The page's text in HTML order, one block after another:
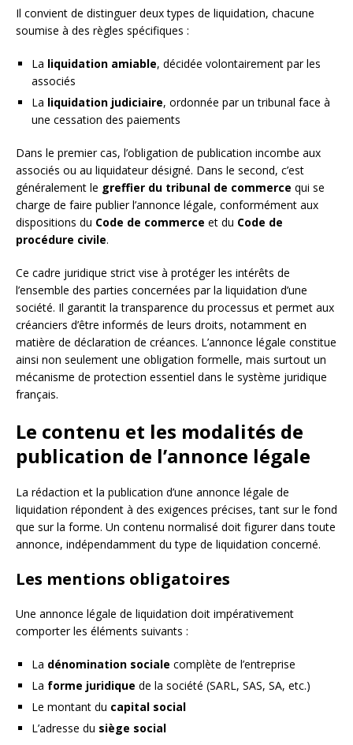
Il convient de distinguer deux types de liquidation, chacune
soumise à des règles spécifiques :
La liquidation amiable, décidée volontairement par les
associés
La liquidation judiciaire, ordonnée par un tribunal face à
une cessation des paiements
Dans le premier cas, l’obligation de publication incombe aux
associés ou au liquidateur désigné. Dans le second, c’est
généralement le greffier du tribunal de commerce qui se
charge de faire publier l’annonce légale, conformément aux
dispositions du Code de commerce et du Code de
procédure civile.
Ce cadre juridique strict vise à protéger les intérêts de
l’ensemble des parties concernées par la liquidation d’une
société. Il garantit la transparence du processus et permet aux
créanciers d’être informés de leurs droits, notamment en
matière de déclaration de créances. L’annonce légale constitue
ainsi non seulement une obligation formelle, mais surtout un
mécanisme de protection essentiel dans le système juridique
français.
Le contenu et les modalités de
publication de l’annonce légale
La rédaction et la publication d’une annonce légale de
liquidation répondent à des exigences précises, tant sur le fond
que sur la forme. Un contenu normalisé doit figurer dans toute
annonce, indépendamment du type de liquidation concerné.
Les mentions obligatoires
Une annonce légale de liquidation doit impérativement
comporter les éléments suivants :
La dénomination sociale complète de l’entreprise
La forme juridique de la société (SARL, SAS, SA, etc.)
Le montant du capital social
L’adresse du siège social